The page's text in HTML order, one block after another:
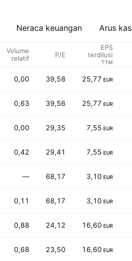
Neraca keuangan Arus kas
Volume
relatif
P/E
EPS
terdilusi
TTM
0,00 39,58 25,77 EUR
0,63 39,56 25,77 EUR
0,00 29,35 7,55 EUR
0,42 29,41 7,55 EUR
— 68,17 3,10 EUR
0,11 68,17 3,10 EUR
0,88 24,12 16,60 EUR
0,68 23,50 16,60 EUR